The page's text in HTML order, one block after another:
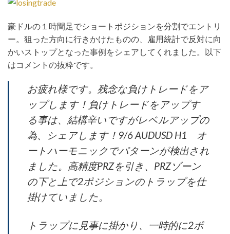
豪ドルの１時間足でショートポジションを分割でエントリ
ー。狙った方向に行きかけたものの、雇用統計で反対に向
かいストップとなった事例をシェアしてくれました。以下
はコメントの抜粋です。
お疲れ様です。残念な負けトレードをア
ップします！負けトレードをアップす
る事は、結構辛いですがレベルアップの
為、シェアします！9/6 AUDUSD H1 オ
ートハーモニックでパターンが検出され
ました。高精度PRZを引き、PRZゾーン
の下と上で2ポジションのトラップを仕
掛けていました。
トラップに見事に掛かり、一時的に2ポ